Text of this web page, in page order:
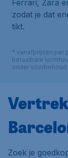
Ferrari, Zara
zodat je dat
tikt.
* vanafprijzen per
betaalbare
onder voorbehoud
Zoek je